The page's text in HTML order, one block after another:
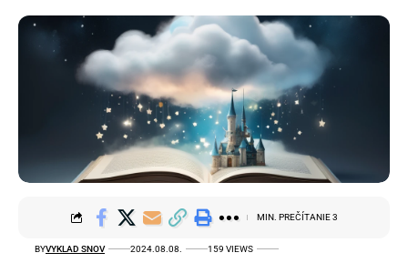
BYVYKLAD SNOV 2024.08.08. 159 VIEWS
MIN. PREČÍTANIE 3